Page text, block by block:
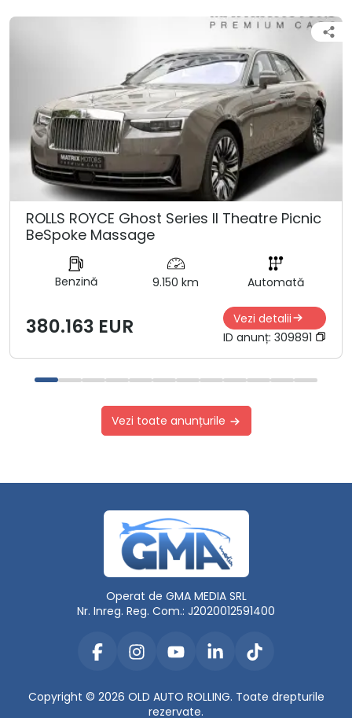
ROLLS ROYCE Ghost Series ll Theatre Picnic
BeSpoke Massage
Benzină 9.150 km Automată
380.163 EUR
Vezi detalii
ID anunț: 309891
Vezi toate anunțurile
Operat de GMA MEDIA SRL
Nr. Inreg. Reg. Com.: J2020012591400
Copyright © 2026 OLD AUTO ROLLING. Toate drepturile
rezervate.